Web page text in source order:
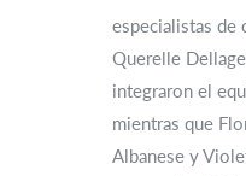
especialistas de
Querelle
integraron el
mientras que
Albanese y